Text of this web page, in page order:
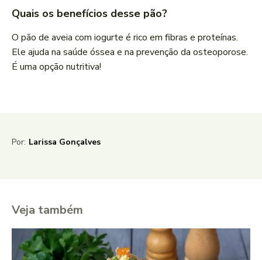
Quais os benefícios desse pão?
O pão de aveia com iogurte é rico em fibras e proteínas.
Ele ajuda na saúde óssea e na prevenção da osteoporose.
É uma opção nutritiva!
Por: Larissa Gonçalves
Veja também